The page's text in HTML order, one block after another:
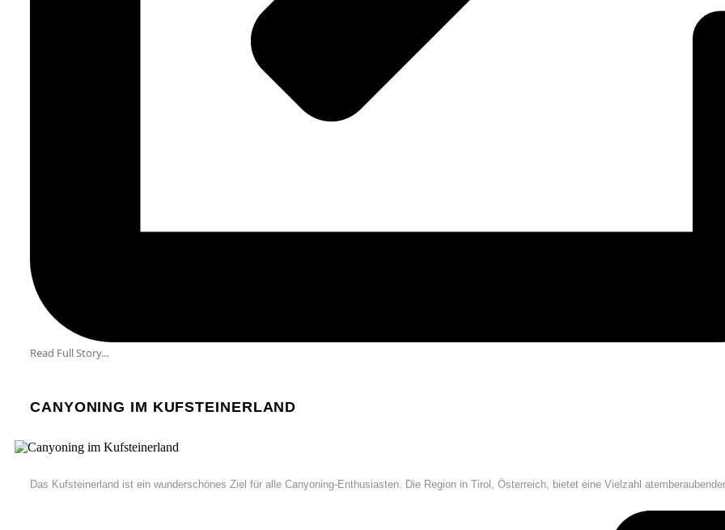
Read Full Story...
CANYONING IM KUFSTEINERLAND
Das Kufsteinerland ist ein wunderschönes Ziel für alle Canyoning-Enthusiasten. Die Region in Tirol, Österreich, bietet eine Vielzahl